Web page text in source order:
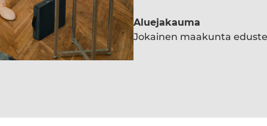
Aluejakauma
Jokainen maakunta